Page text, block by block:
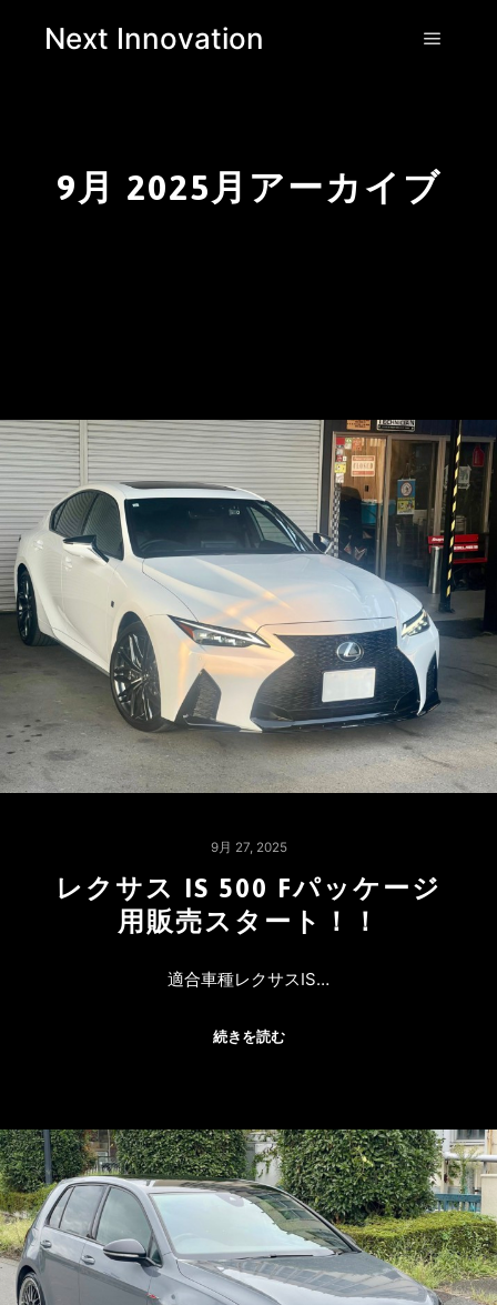
Next Innovation
9月 2025 月アーカイブ
9月 27, 2025
レクサス IS 500 Fパッケージ
用販売スタート！！
適合車種レクサスIS…
続きを読む